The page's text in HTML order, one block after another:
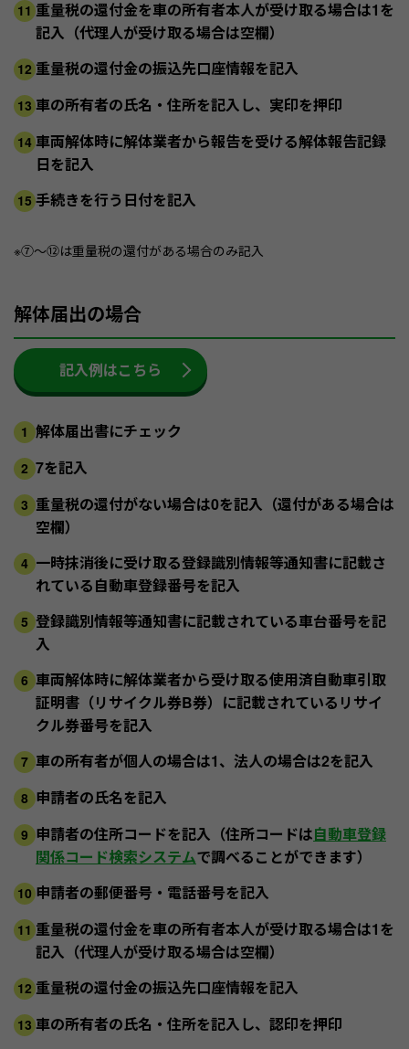
11 重量税の還付金を車の所有者本人が受け取る場合は1を
記入（代理人が受け取る場合は空欄）
12 重量税の還付金の振込先口座情報を記入
13 車の所有者の氏名・住所を記入し、実印を押印
14 車両解体時に解体業者から報告を受ける解体報告記録
日を記入
15 手続きを行う日付を記入
※⑦～⑫は重量税の還付がある場合のみ記入
解体届出の場合
記入例はこちら
1 解体届出書にチェック
2 7を記入
3 重量税の還付がない場合は0を記入（還付がある場合は
空欄）
4 一時抹消後に受け取る登録識別情報等通知書に記載さ
れている自動車登録番号を記入
5 登録識別情報等通知書に記載されている車台番号を記
入
6 車両解体時に解体業者から受け取る使用済自動車引取
証明書（リサイクル券B券）に記載されているリサイ
クル券番号を記入
7 車の所有者が個人の場合は1、法人の場合は2を記入
8 申請者の氏名を記入
9 申請者の住所コードを記入（住所コードは自動車登録
関係コード検索システムで調べることができます）
10 申請者の郵便番号・電話番号を記入
11 重量税の還付金を車の所有者本人が受け取る場合は1を
記入（代理人が受け取る場合は空欄）
12 重量税の還付金の振込先口座情報を記入
13 車の所有者の氏名・住所を記入し、認印を押印